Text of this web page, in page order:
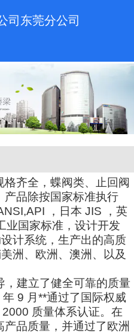
司东莞分公司
齐全，蝶阀类、止回阀
产品除按国家标准执行
，日本 JIS ，英
业国家标准，设计开发
计系统，生产出的高质
洲、欧洲、澳洲、以及
建立了健全可靠的质量
9 月**通过了国际权威
质量体系认证。在
品质量，并通过了欧洲